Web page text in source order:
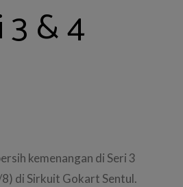
3 & 4
kemenangan di Seri 3
di Sirkuit Gokart Sentul.